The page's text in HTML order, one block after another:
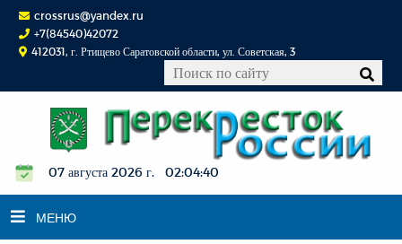
crossrus@yandex.ru
+7(84540)42072
412031, г. Ртищево Саратовской области, ул. Советская, 3
07 августа 2026 г. 02:04:41
МЕНЮ